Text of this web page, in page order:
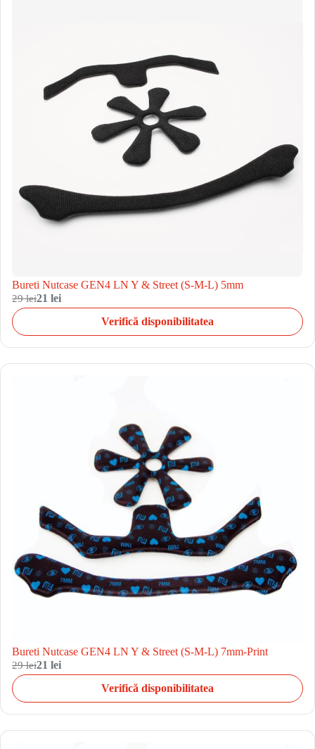
Bureti Nutcase GEN4 LN Y & Street (S-M-L) 5mm
29 lei21 lei
Verifică disponibilitatea
Bureti Nutcase GEN4 LN Y & Street (S-M-L) 7mm-Print
29 lei21 lei
Verifică disponibilitatea